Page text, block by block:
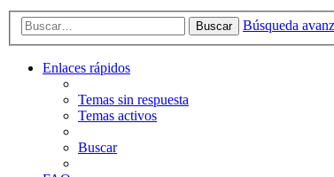
Buscar Búsqueda
Enlaces rápidos
Temas sin respuesta
Temas activos
Buscar